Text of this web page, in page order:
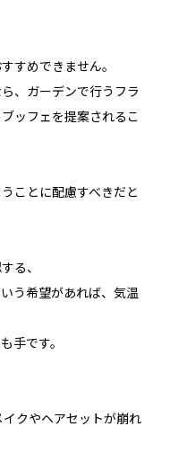
すめできません。
、ガーデンで行うフラ
ッフェを提案されるこ
ことに配慮すべきだと
る、
う希望があれば、気温
手です。
クやヘアセットが崩れ